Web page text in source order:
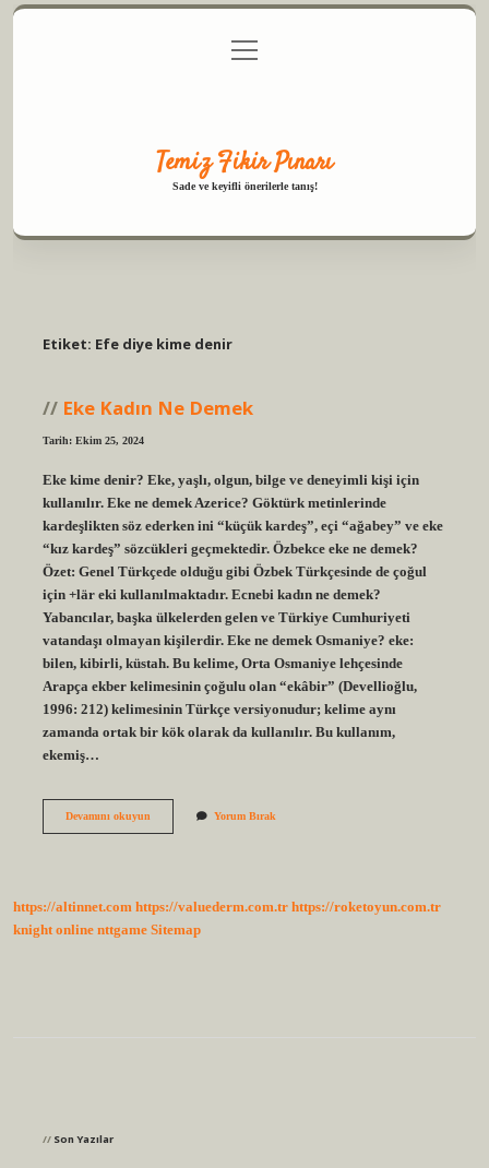
Gizlilik Politikası
menüyü
aç
Temiz Fikir Pınarı
Sade ve keyifli önerilerle tanış!
Etiket: Efe diye kime denir
Eke Kadın Ne Demek
Tarih: Ekim 25, 2024
Eke kime denir? Eke, yaşlı, olgun, bilge ve deneyimli kişi için
kullanılır. Eke ne demek Azerice? Göktürk metinlerinde
kardeşlikten söz ederken ini “küçük kardeş”, eçi “ağabey” ve eke
“kız kardeş” sözcükleri geçmektedir. Özbekce eke ne demek?
Özet: Genel Türkçede olduğu gibi Özbek Türkçesinde de çoğul
için +lär eki kullanılmaktadır. Ecnebi kadın ne demek?
Yabancılar, başka ülkelerden gelen ve Türkiye Cumhuriyeti
vatandaşı olmayan kişilerdir. Eke ne demek Osmaniye? eke:
bilen, kibirli, küstah. Bu kelime, Orta Osmaniye lehçesinde
Arapça ekber kelimesinin çoğulu olan “ekâbir” (Devellioğlu,
1996: 212) kelimesinin Türkçe versiyonudur; kelime aynı
zamanda ortak bir kök olarak da kullanılır. Bu kullanım,
ekemiş…
Devamını okuyunEke
Yorum Bırak
https://altinnet.com https://valuederm.com.tr https://roketoyun.com.tr
knight online nttgame Sitemap
Son Yazılar